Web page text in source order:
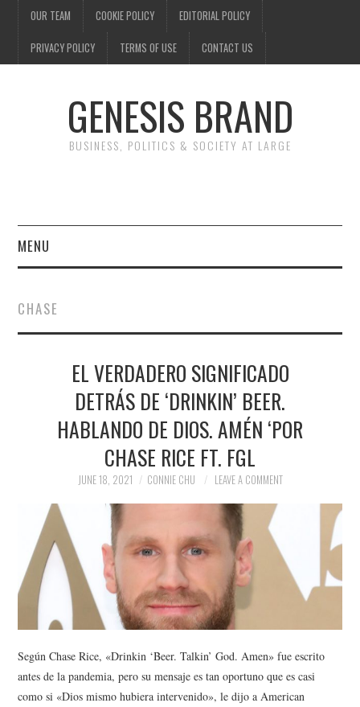
OUR TEAM COOKIE POLICY EDITORIAL POLICY
PRIVACY POLICY TERMS OF USE CONTACT US
GENESIS BRAND
BUSINESS, POLITICS & SOCIETY AT LARGE
MENU
FINANCE
POLITICS
SPORTS
TECHNOLOGY
CHASE
EL VERDADERO SIGNIFICADO
DETRÁS DE ‘DRINKIN’ BEER.
HABLANDO DE DIOS. AMÉN ‘POR
CHASE RICE FT. FGL
JUNE 18, 2021 CONNIE CHU LEAVE A COMMENT
Según Chase Rice, «Drinkin ‘Beer. Talkin’ God. Amen» fue escrito
antes de la pandemia, pero su mensaje es tan oportuno que es casi
como si «Dios mismo hubiera intervenido», le dijo a American